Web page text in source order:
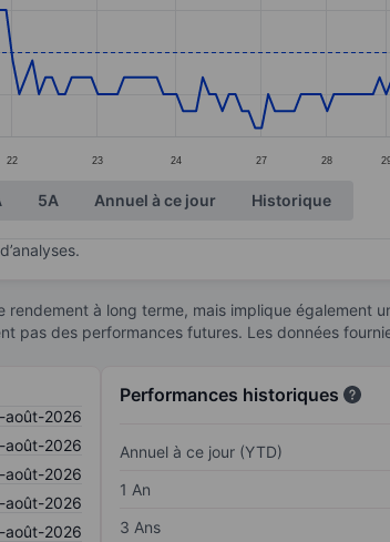
0.28 to 0.4.
22 23 24 27 28
5A Annuel à ce jour Historique
à long terme, mais implique également
pas des performances futures. Les données
août-2026
août-2026
août-2026
août-2026
août-2026
Performances historiques
Annuel à ce jour (YTD)
1 An
3 Ans